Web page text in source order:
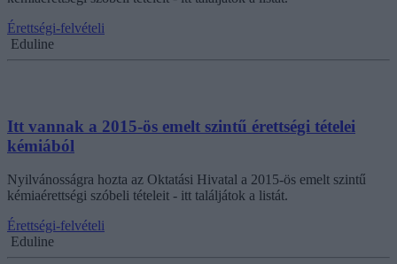
Érettségi-felvételi
Eduline
Itt vannak a 2015-ös emelt szintű érettségi tételei
kémiából
Nyilvánosságra hozta az Oktatási Hivatal a 2015-ös emelt szintű
kémiaérettségi szóbeli tételeit - itt találjátok a listát.
Érettségi-felvételi
Eduline